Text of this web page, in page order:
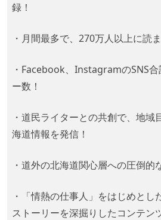
録！
・月間最多で、270万人以上に読
・Facebook、InstagramのSNS
ー数！
・道民ライターとの共創で、地域
海道情報を発信！
・道外の北海道関心層への圧倒的
・「情熱の仕事人」をはじめとし
ストーリーを深掘りしたコンテン